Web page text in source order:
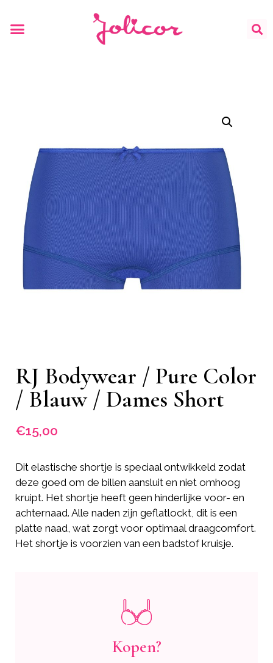
RJ Bodywear / Pure Color
/ Blauw / Dames Short
€15,00
Dit elastische shortje is speciaal ontwikkeld zodat
deze goed om de billen aansluit en niet omhoog
kruipt. Het shortje heeft geen hinderlijke voor- en
achternaad. Alle naden zijn geflatlockt, dit is een
platte naad, wat zorgt voor optimaal draagcomfort.
Het shortje is voorzien van een badstof kruisje.
Kopen?